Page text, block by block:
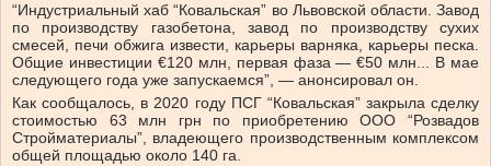
“Индустриальный хаб “Ковальская” во Львовской области. Завод
по производству газобетона, завод по производству сухих
смесей, печи обжига извести, карьеры варняка, карьеры песка.
Общие инвестиции €120 млн, первая фаза — €50 млн... В мае
следующего года уже запускаемся”, — анонсировал он.
Как сообщалось, в 2020 году ПСГ “Ковальская” закрыла сделку
стоимостью 63 млн грн по приобретению ООО “Розвадов
Стройматериалы”, владеющего производственным комплексом
общей площадью около 140 га.